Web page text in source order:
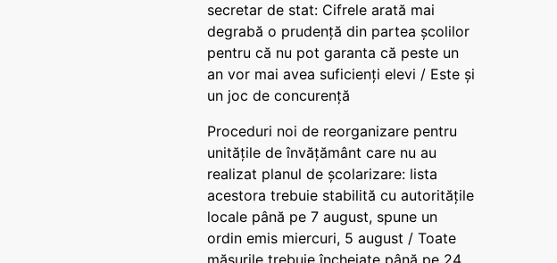
secretar de stat: Cifrele arată mai
degrabă o prudență din partea școlilor
pentru că nu pot garanta că peste un
an vor mai avea suficienți elevi / Este și
un joc de concurență
Proceduri noi de reorganizare pentru
unitățile de învățământ care nu au
realizat planul de școlarizare: lista
acestora trebuie stabilită cu autoritățile
locale până pe 7 august, spune un
ordin emis miercuri, 5 august / Toate
măsurile trebuie încheiate până pe 24